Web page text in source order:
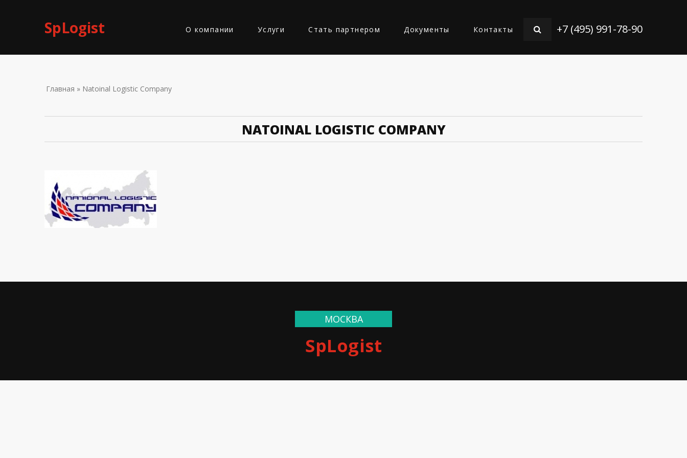
SpLogist О компании Услуги Стать партнером Документы Контакты +7 (495) 991-78-90
ВЫ ЗДЕСЬ
Главная » Natoinal Logistic Company
NATOINAL LOGISTIC COMPANY
МОСКВА
SpLogist